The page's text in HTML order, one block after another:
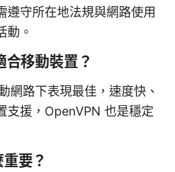
遵守所在地法規與網路使用
動。
合移動裝置？
網路下表現最佳，速度快、
支援，OpenVPN 也是穩定
要？